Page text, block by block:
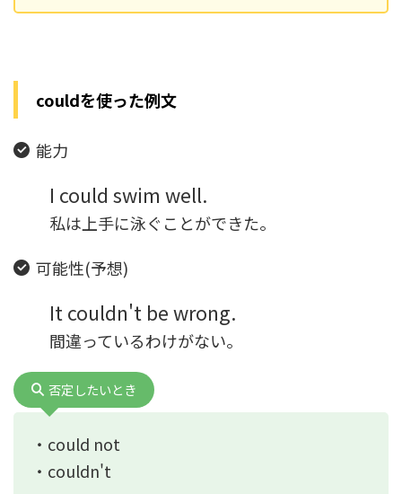
couldを使った例文
能力
I could swim well.
私は上手に泳ぐことができた。
可能性(予想)
It couldn't be wrong.
間違っているわけがない。
否定したいとき
・could not
・couldn't